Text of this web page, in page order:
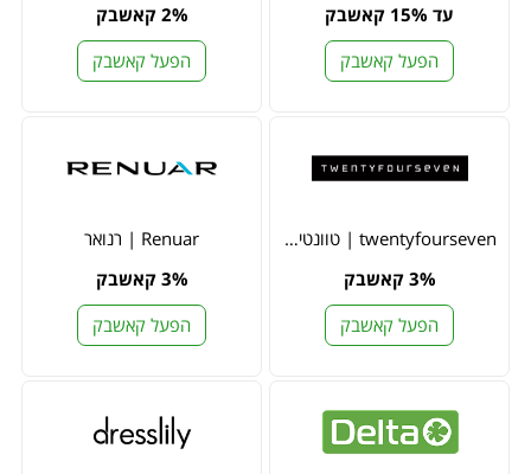
עד 15% קאשבק
הפעל קאשבק
2% קאשבק
הפעל קאשבק
twentyfourseven | טוונטי פור סבן
3% קאשבק
הפעל קאשבק
Renuar | רנואר
3% קאשבק
הפעל קאשבק